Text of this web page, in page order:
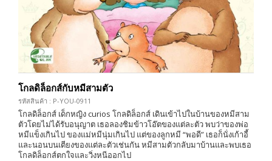
โกลดิล็อกส์กับหมีสามตัว
รหัสสินค้า : P-YOU-0911
โกลดิล็อกส์ เด็กหญิง curios โกลดิล็อกส์ เดินเข้าไปในบ้านของหมีสาม
ตัวโดยไม่ได้รับอนุญาต เธอลองชิมข้าวโอ๊ตของแต่ละตัว พบว่าของพ่อ
หมีแข็งเกินไป ของแม่หมีนุ่มเกินไป แต่ของลูกหมี “พอดี” เธอก็นั่งเก้าอี้
และนอนบนเตียงของแต่ละตัวเช่นกัน หมีสามตัวกลับมาบ้านและพบเธอ
โกลดิล็อกส์ตกใจและวิ่งหนีออกไป